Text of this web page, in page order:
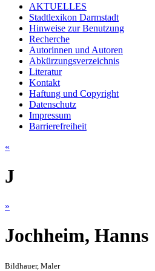
AKTUELLES
Stadtlexikon Darmstadt
Hinweise zur Benutzung
Recherche
Autorinnen und Autoren
Abkürzungsverzeichnis
Literatur
Kontakt
Haftung und Copyright
Datenschutz
Impressum
Barrierefreiheit
«
J
»
Jochheim, Hanns
Bildhauer, Maler